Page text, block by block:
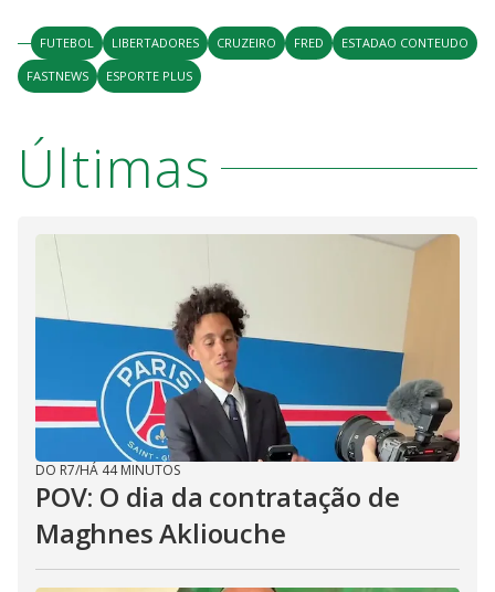
FUTEBOL LIBERTADORES CRUZEIRO FRED
ESTADAO CONTEUDO
FASTNEWS
ESPORTE PLUS
Últimas
DO R7/HÁ 44 MINUTOS
POV: O dia da contratação de
Maghnes Akliouche